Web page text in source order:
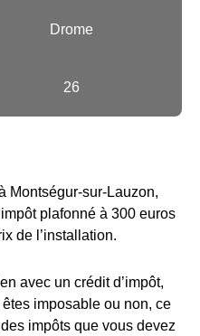
Drome
26
Montségur-sur-Lauzon,
plafonné à 300 euros
de l’installation.
avec un crédit d’impôt,
imposable ou non, ce
impôts que vous devez